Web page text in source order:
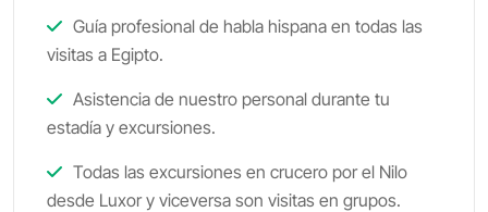
Guía profesional de habla hispana en todas las
visitas a Egipto.
Asistencia de nuestro personal durante tu
estadía y excursiones.
Todas las excursiones en crucero por el Nilo
desde Luxor y viceversa son visitas en grupos.